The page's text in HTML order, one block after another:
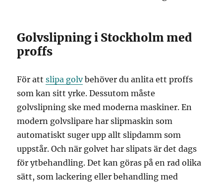
Golvslipning i Stockholm med
proffs
För attslipa golvbehöver du anlita ett proffs
som kan sitt yrke. Dessutom måste
golvslipning ske med moderna maskiner. En
modern golvslipare har slipmaskin som
automatiskt suger upp allt slipdamm som
uppstår. Och när golvet har slipats är det dags
för ytbehandling. Det kan göras på en rad olika
sätt, som lackering eller behandling med